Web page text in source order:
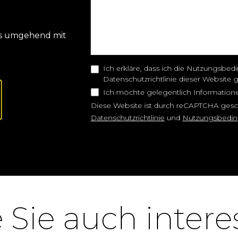
umgehend mit
Ich erkläre, dass ich die
Datenschutzrichtlinie dieser Website
Ich möchte gelegentlich
Diese Website ist durch reCAPTCHA
Datenschutzrichtlinie und
auch